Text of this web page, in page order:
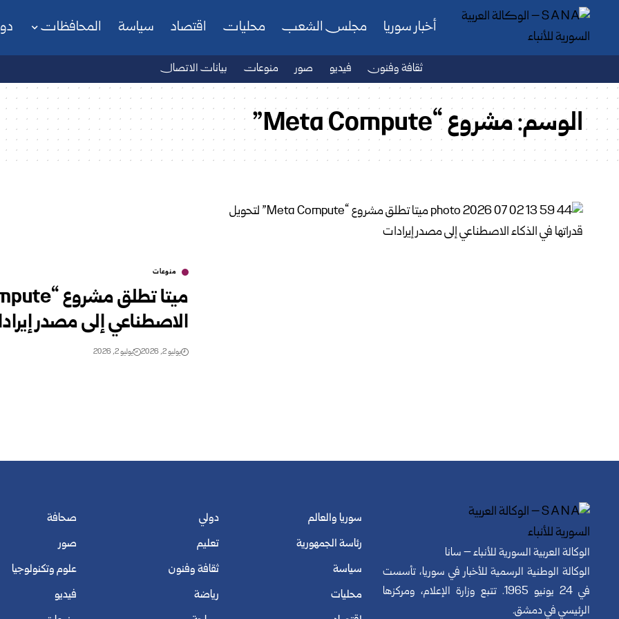
أخبار سوريا مجلس الشعب محليات اقتصاد سياسة المحافظات
ثقافة وفنون فيديو صور منوعات بيانات الاتصال
الوسم:مشروع “Meta Compute”
منوعات
الاصطناعي إلى مصدر
يوليو 2, 2026 يوليو 2, 2026
الوكالة العربية السورية للأنباء – سانا
الوكالة الوطنية الرسمية للأخبار في سوريا، تأسست
في 24 يونيو 1965. تتبع وزارة الإعلام، ومركزها
الرئيسي في دمشق.
سوريا والعالم
رئاسة الجمهورية
سياسة
محليات
دولي
تعليم
ثقافة وفنون
رياضة
صحافة
صور
علوم وتكنولوجيا
فيديو